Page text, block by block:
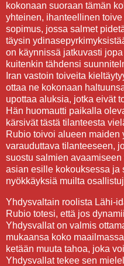
kokonaan suoraan tämän
yhteinen, ihanteellinen
sopimus, jossa salmet
täysin
on käynnissä jatkuvasti
kuitenkin tähdensi
Iran vastoin toiveita
ottaa ne kokonaan
upottaa aluksia, jotka eivät
Hän huomautti paikalla
kärsivät tästä tilanteesta
Rubio toivoi alueen maiden
varauduttava tilanteeseen,
suostu salmien
asian esille kokouksessa ja
nyökkäyksiä muilta
Yhdysvaltain roolista Lähi-
Rubio totesi, että jos
Yhdysvallat on valmis
mukaansa koko
ketään muuta tahoa, joka
Yhdysvallat tekee sen